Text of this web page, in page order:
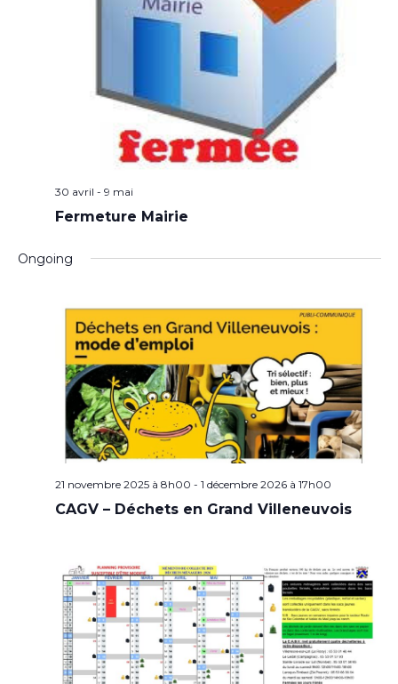
30 avril - 9 mai
Fermeture Mairie
Ongoing
21 novembre 2025 à 8h00 - 1 décembre 2026 à 17h00
CAGV – Déchets en Grand Villeneuvois